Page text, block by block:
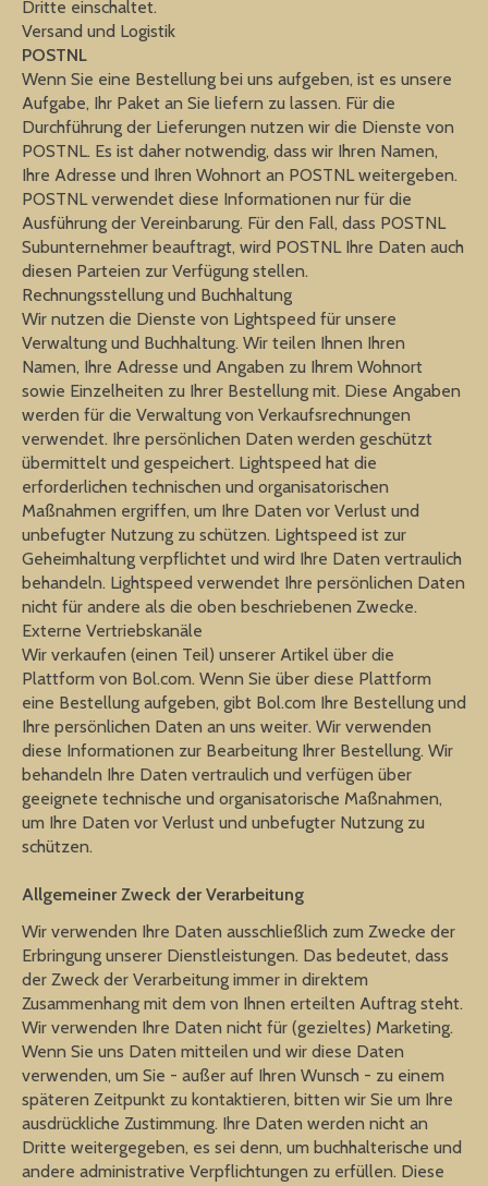
Dritte einschaltet.
Versand und Logistik
POSTNL
Wenn Sie eine Bestellung bei uns aufgeben, ist es unsere
Aufgabe, Ihr Paket an Sie liefern zu lassen. Für die
Durchführung der Lieferungen nutzen wir die Dienste von
POSTNL. Es ist daher notwendig, dass wir Ihren Namen,
Ihre Adresse und Ihren Wohnort an POSTNL weitergeben.
POSTNL verwendet diese Informationen nur für die
Ausführung der Vereinbarung. Für den Fall, dass POSTNL
Subunternehmer beauftragt, wird POSTNL Ihre Daten auch
diesen Parteien zur Verfügung stellen.
Rechnungsstellung und Buchhaltung
Wir nutzen die Dienste von Lightspeed für unsere
Verwaltung und Buchhaltung. Wir teilen Ihnen Ihren
Namen, Ihre Adresse und Angaben zu Ihrem Wohnort
sowie Einzelheiten zu Ihrer Bestellung mit. Diese Angaben
werden für die Verwaltung von Verkaufsrechnungen
verwendet. Ihre persönlichen Daten werden geschützt
übermittelt und gespeichert. Lightspeed hat die
erforderlichen technischen und organisatorischen
Maßnahmen ergriffen, um Ihre Daten vor Verlust und
unbefugter Nutzung zu schützen. Lightspeed ist zur
Geheimhaltung verpflichtet und wird Ihre Daten vertraulich
behandeln. Lightspeed verwendet Ihre persönlichen Daten
nicht für andere als die oben beschriebenen Zwecke.
Externe Vertriebskanäle
Wir verkaufen (einen Teil) unserer Artikel über die
Plattform von Bol.com. Wenn Sie über diese Plattform
eine Bestellung aufgeben, gibt Bol.com Ihre Bestellung und
Ihre persönlichen Daten an uns weiter. Wir verwenden
diese Informationen zur Bearbeitung Ihrer Bestellung. Wir
behandeln Ihre Daten vertraulich und verfügen über
geeignete technische und organisatorische Maßnahmen,
um Ihre Daten vor Verlust und unbefugter Nutzung zu
schützen.
Allgemeiner Zweck der Verarbeitung
Wir verwenden Ihre Daten ausschließlich zum Zwecke der
Erbringung unserer Dienstleistungen. Das bedeutet, dass
der Zweck der Verarbeitung immer in direktem
Zusammenhang mit dem von Ihnen erteilten Auftrag steht.
Wir verwenden Ihre Daten nicht für (gezieltes) Marketing.
Wenn Sie uns Daten mitteilen und wir diese Daten
verwenden, um Sie - außer auf Ihren Wunsch - zu einem
späteren Zeitpunkt zu kontaktieren, bitten wir Sie um Ihre
ausdrückliche Zustimmung. Ihre Daten werden nicht an
Dritte weitergegeben, es sei denn, um buchhalterische und
andere administrative Verpflichtungen zu erfüllen. Diese